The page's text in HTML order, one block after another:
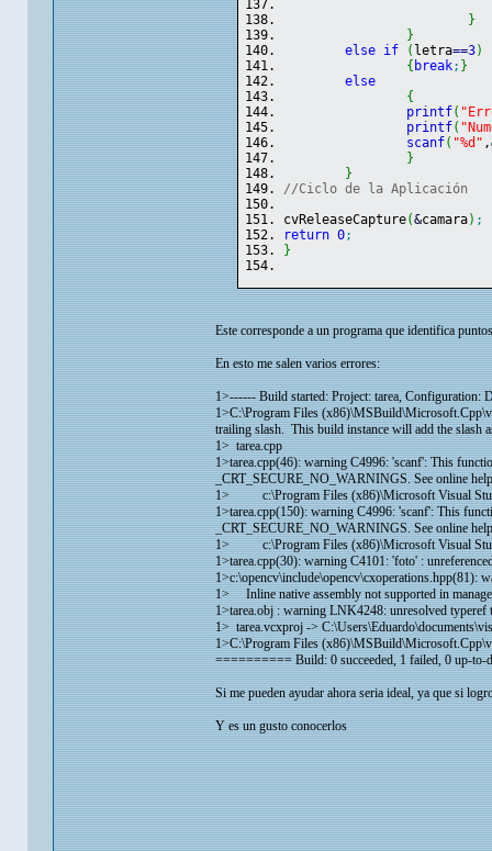
}
}
else if ( letra==3)
{ break; }
else
{
printf(
printf(
scanf( "%d" ,
}
}
//Ciclo de la Aplicación
cvReleaseCapture(&camara) ;
return 0;
}
Este corresponde a un programa que identifica
En esto me salen varios errores:
1>------ Build started: Project: tarea, Configuration:
1>C:\Program Files
trailing slash. This build instance will add the slash
1> tarea.cpp
1>tarea.cpp(46): warning C4996: 'scanf': This
_CRT_SECURE_NO_WARNINGS. See online
1> c:\Program Files (x86)\Microsoft Visual
1>tarea.cpp(150): warning C4996: 'scanf': This
_CRT_SECURE_NO_WARNINGS. See online
1> c:\Program Files (x86)\Microsoft Visual
1>tarea.cpp(30): warning C4101: 'foto' :
1>c:\opencv\include\opencv\cxoperations.hpp(81):
1> Inline native assembly not supported in
1>tarea.obj : warning LNK4248: unresolved
1> tarea.vcxproj ->
1>C:\Program Files
========== Build: 0 succeeded, 1 failed, 0 up-
Si me pueden ayudar ahora seria ideal, ya que si
Y es un gusto conocerlos